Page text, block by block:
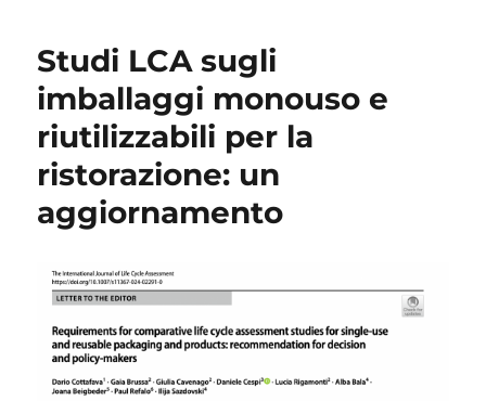
Eterna
Studi LCA sugli
imballaggi monouso e
riutilizzabili per la
ristorazione: un
aggiornamento